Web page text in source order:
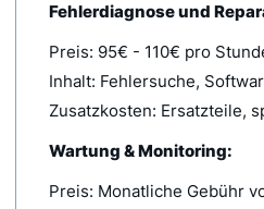
Fehlerdiagnose und
Preis: 95€ - 110€ pro
Inhalt: Fehlersuche,
Zusatzkosten: Ersatzteile,
Wartung & Monitoring:
Preis: Monatliche Gebühr